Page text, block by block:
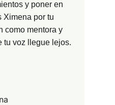
y poner en
Ximena por tu
como mentora y
tu voz llegue lejos.